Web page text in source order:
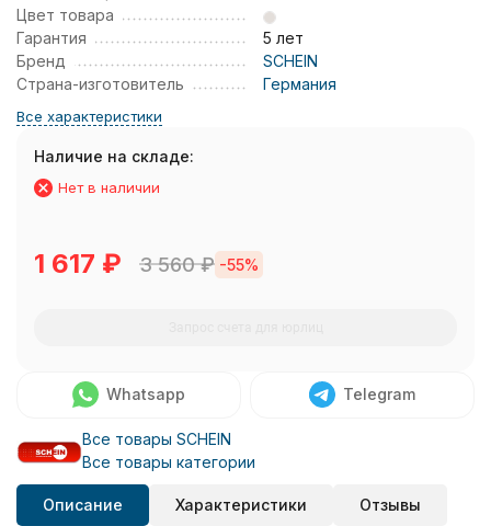
Цвет товара
Гарантия
5 лет
Бренд
SCHEIN
Страна-изготовитель
Германия
Все характеристики
Наличие на складе:
Нет в наличии
1 617 ₽ 3 560₽ -55%
Whatsapp Telegram
Все товары SCHEIN
Все товары категории
Описание Характеристики Отзывы